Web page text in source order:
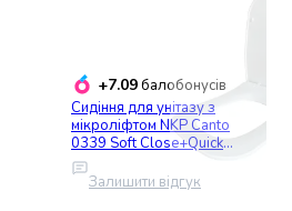
Згущене
молоко
Сири
Вершкове
масло
+7.09балобонусів
Сидіння для унітазу з
мікроліфтом NKP Canto
0339 Soft Close+Quick
Release з термопласту
Залишити відгук